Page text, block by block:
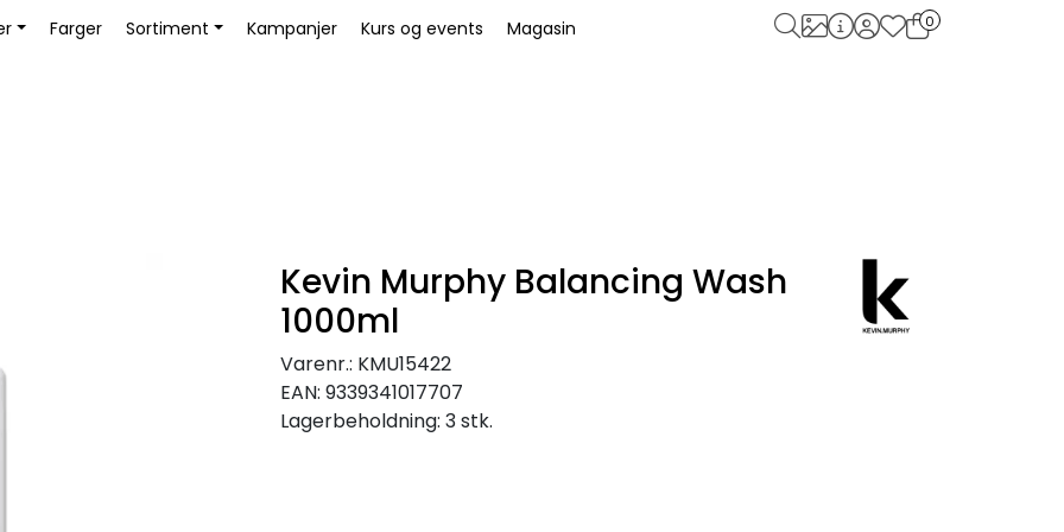
Bli Kunde / Logg inn
Farger Sortiment Kampanjer Kurs og events Magasin 0
Kevin Murphy Balancing Wash
1000ml
Varenr.: KMU15422
EAN: 9339341017707
Lagerbeholdning: 3 stk.